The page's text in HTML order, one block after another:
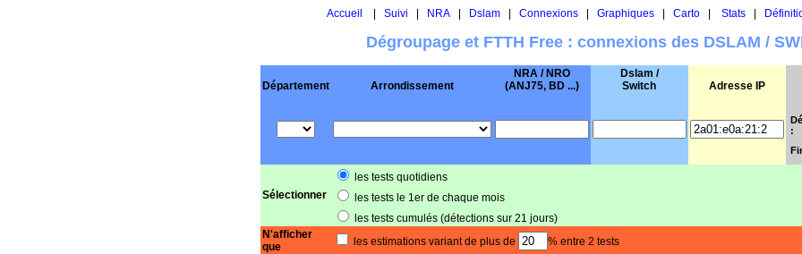
Accueil Suivi NRA| Dslam| Connexions| Graphiques| Carto| Stats|
Dégroupage et FTTH Free : connexions des DSLAM /
Département Arrondissement
NRA / NRO
(ANJ75, BD ...)
Dslam /
Switch
Adresse IP
:
Sélectionner
les tests quotidiens
les tests le 1er de chaque mois
les tests cumulés (détections sur 21 jours)
N'afficher
que
les estimations variant de plus de % entre 2 tests